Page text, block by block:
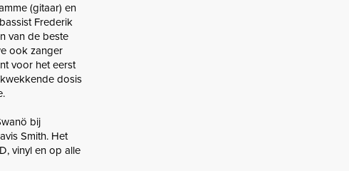
(gitaar) en
Frederik
van de beste
ook zanger
voor het eerst
dosis
bij
Smith. Het
vinyl en op alle